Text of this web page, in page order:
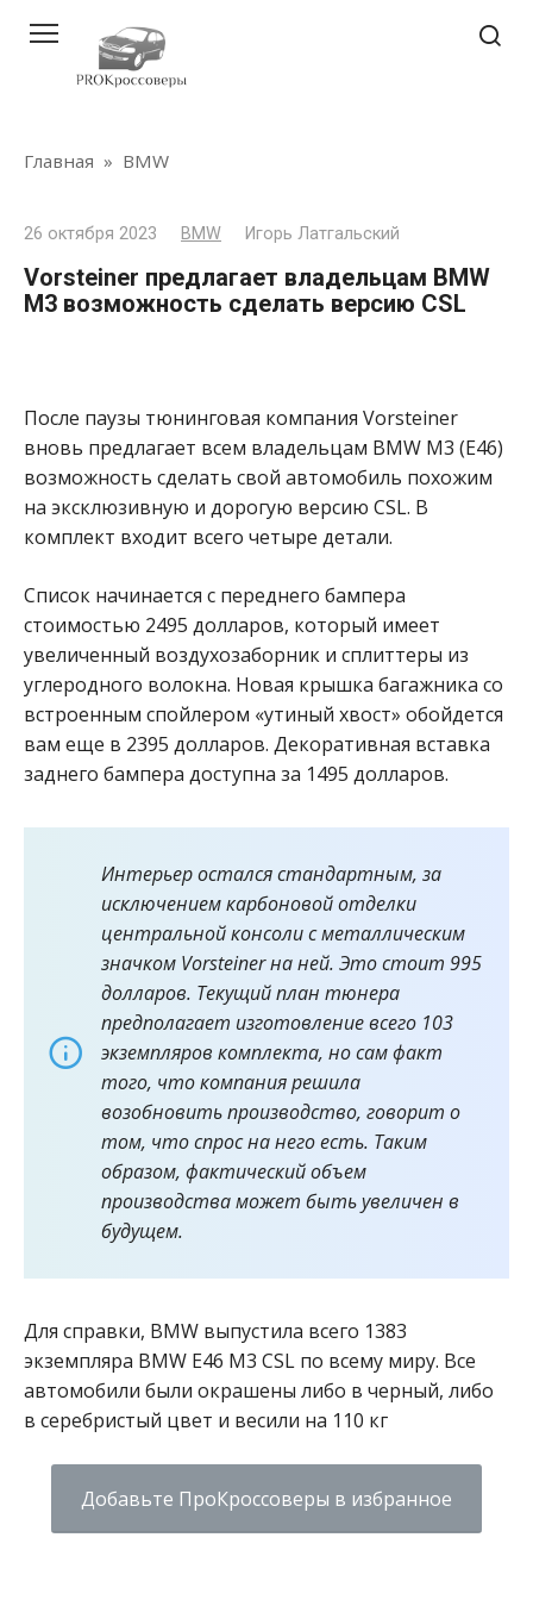
контенту
Главная » BMW
26 октября 2023 BMW Игорь Латгальский
Vorsteiner предлагает владельцам BMW
M3 возможность сделать версию CSL
После паузы тюнинговая компания Vorsteiner
вновь предлагает всем владельцам BMW M3 (E46)
возможность сделать свой автомобиль похожим
на эксклюзивную и дорогую версию CSL. В
комплект входит всего четыре детали.
Список начинается с переднего бампера
стоимостью 2495 долларов, который имеет
увеличенный воздухозаборник и сплиттеры из
углеродного волокна. Новая крышка багажника со
встроенным спойлером «утиный хвост» обойдется
вам еще в 2395 долларов. Декоративная вставка
заднего бампера доступна за 1495 долларов.
Интерьер остался стандартным, за
исключением карбоновой отделки
центральной консоли с металлическим
значком Vorsteiner на ней. Это стоит 995
долларов. Текущий план тюнера
предполагает изготовление всего 103
экземпляров комплекта, но сам факт
того, что компания решила
возобновить производство, говорит о
том, что спрос на него есть. Таким
образом, фактический объем
производства может быть увеличен в
будущем.
Для справки, BMW выпустила всего 1383
экземпляра BMW Е46 M3 CSL по всему миру. Все
автомобили были окрашены либо в черный, либо
в серебристый цвет и весили на 110 кг
Добавьте ПроКроссоверы в избранное